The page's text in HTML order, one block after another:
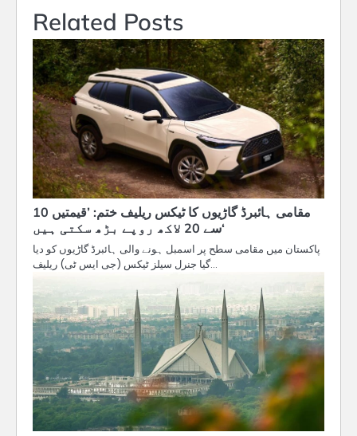
Related Posts
مقامی ہائبرڈ گاڑیوں کا ٹیکس ریلیف ختم: ’قیمتیں 10
سے 20 لاکھ روپے بڑھ سکتی ہیں‘
پاکستان میں مقامی سطح پر اسمبل ہونے والی ہائبرڈ گاڑیوں کو دیا
گیا جنرل سیلز ٹیکس (جی ایس ٹی) ریلیف…